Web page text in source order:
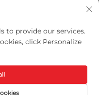
to provide our services.
click Personalize